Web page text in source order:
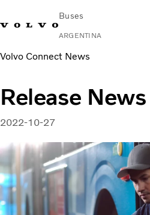
Buses
ARGENTINA
Change MarketContacto Buscar concesionario
Urbano e Interurbano
Buses Media & Larga Distancia
¿Por qué elegir Volvo?
Contacto
Volvo Connect News
Release News
2022-10-27